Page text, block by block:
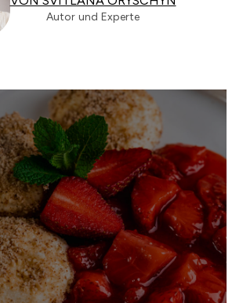
Autor und Experte